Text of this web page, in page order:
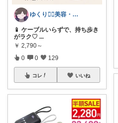
ゆくり🐕‍🦺美容・便利雑貨🤍
📱 ケーブルいらずで、持ち歩き
がラク♡ ...
￥ 2,790～
0 0 129
コレ いいね